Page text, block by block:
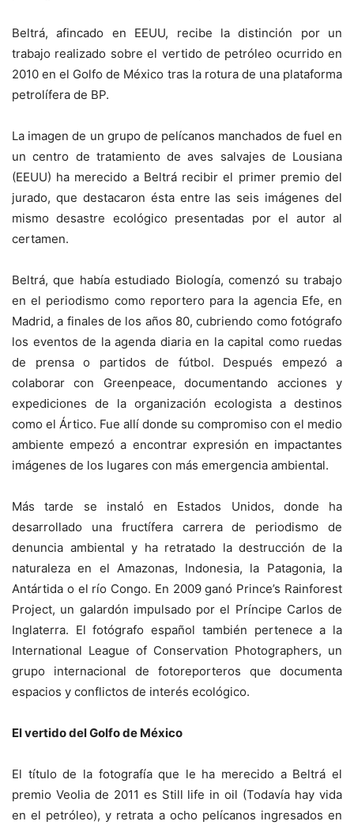
Beltrá, afincado en EEUU, recibe la distinción por un
trabajo realizado sobre el vertido de petróleo ocurrido en
2010 en el Golfo de México tras la rotura de una plataforma
petrolífera de BP.
La imagen de un grupo de pelícanos manchados de fuel en
un centro de tratamiento de aves salvajes de Lousiana
(EEUU) ha merecido a Beltrá recibir el primer premio del
jurado, que destacaron ésta entre las seis imágenes del
mismo desastre ecológico presentadas por el autor al
certamen.
Beltrá, que había estudiado Biología, comenzó su trabajo
en el periodismo como reportero para la agencia Efe, en
Madrid, a finales de los años 80, cubriendo como fotógrafo
los eventos de la agenda diaria en la capital como ruedas
de prensa o partidos de fútbol. Después empezó a
colaborar con Greenpeace, documentando acciones y
expediciones de la organización ecologista a destinos
como el Ártico. Fue allí donde su compromiso con el medio
ambiente empezó a encontrar expresión en impactantes
imágenes de los lugares con más emergencia ambiental.
Más tarde se instaló en Estados Unidos, donde ha
desarrollado una fructífera carrera de periodismo de
denuncia ambiental y ha retratado la destrucción de la
naturaleza en el Amazonas, Indonesia, la Patagonia, la
Antártida o el río Congo. En 2009 ganó Prince’s Rainforest
Project, un galardón impulsado por el Príncipe Carlos de
Inglaterra. El fotógrafo español también pertenece a la
International League of Conservation Photographers, un
grupo internacional de fotoreporteros que documenta
espacios y conflictos de interés ecológico.
El vertido del Golfo de México
El título de la fotografía que le ha merecido a Beltrá el
premio Veolia de 2011 es Still life in oil (Todavía hay vida
en el petróleo), y retrata a ocho pelícanos ingresados en